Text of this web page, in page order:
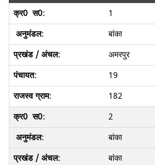
1
बांका
अमरपुर
19
182
2
बांका
बांका